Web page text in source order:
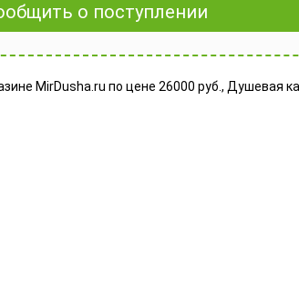
о поступлении
MirDusha.ru по цене 26000 руб., Душевая